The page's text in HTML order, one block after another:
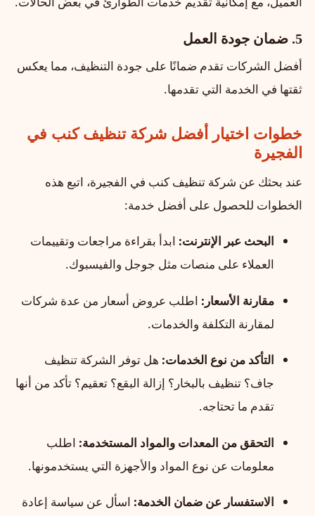
5. ضمان جودة العمل
أفضل الشركات تقدم ضمانًا على جودة التنظيف، مما يعكس
ثقتها في الخدمة التي تقدمها.
خطوات اختيار أفضل شركة تنظيف كنب في
الفجيرة
عند بحثك عن شركة تنظيف كنب في الفجيرة، اتبع هذه
الخطوات للحصول على أفضل خدمة:
البحث عبر الإنترنت: ابدأ بقراءة مراجعات وتقييمات
العملاء على منصات مثل جوجل والفيسبوك.
مقارنة الأسعار: اطلب عروض أسعار من عدة شركات
لمقارنة التكلفة والخدمات.
التأكد من نوع الخدمات: هل توفر الشركة تنظيف
جاف؟ تنظيف بالبخار؟ إزالة البقع؟ تعقيم؟ تأكد من أنها
تقدم ما تحتاجه.
التحقق من المعدات والمواد المستخدمة: اطلب
معلومات عن نوع المواد والأجهزة التي يستخدمونها.
الاستفسار عن ضمان الخدمة: اسأل عن سياسة إعادة